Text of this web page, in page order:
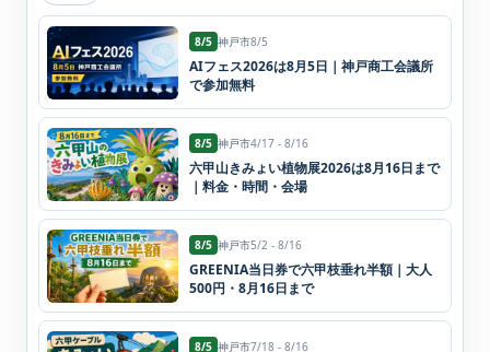
8/5 神戸市8/5
AIフェス2026は8月5日｜神戸商工会議所
で参加無料
8/5 神戸市4/17 - 8/16
六甲山きみょい植物展2026は8月16日まで
｜料金・時間・会場
8/5 神戸市5/2 - 8/16
GREENIA当日券で六甲枝垂れ半額｜大人
500円・8月16日まで
8/5 神戸市7/18 - 8/16